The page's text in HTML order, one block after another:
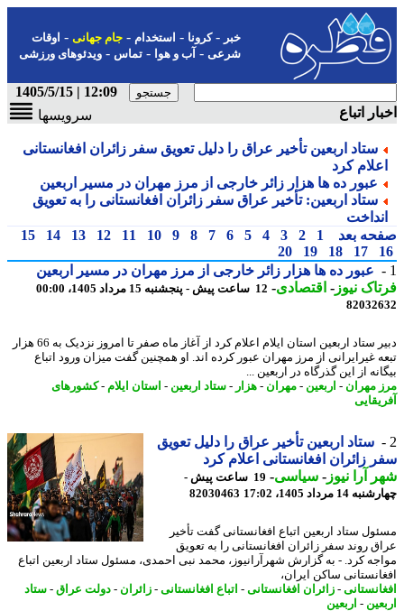
-کرونا-استخدام- جام جهانی-اوقات
شرعی-آب و هوا-تماس-ویدئوهای ورزشی
12:09 | 1405/5/15
اتباع
سرویسها
ستاد اربعین تأخیر عراق را دلیل تعویق سفر زائران افغانستانی
کرد
عبور ده ها هزار زائر خارجی از مرز مهران در مسیر اربعین
ستاد اربعین: تأخیر عراق سفر زائران افغانستانی را به تعویق
بعد
1
2
3
4
5
6
7
8
9
10
11
12
13
14
15
17
18
19
20
عبور ده ها هزار زائر خارجی از مرز مهران در مسیر اربعین
نیوز-اقتصادی-12 ساعت پیش - پنجشنبه 15 مرداد 1405، 00:00
دبیر ستاد اربعین استان ایلام اعلام کرد از آغاز ماه صفر تا امروز نزدیک به 66 هزار
غیرایرانی از مرز مهران عبور کرده اند. او همچنین گفت میزان ورود اتباع
از این گذرگاه در اربعین ...
مهران- اربعین -مهران- هزار - ستاد اربعین -استان ایلام -کشورهای
ستاد اربعین تأخیر عراق را دلیل تعویق
زائران افغانستانی اعلام کرد
آرا نیوز-سیاسی-
19 ساعت پیش -
مرداد 1405، 17:02
82030463
ستاد اربعین اتباع افغانستانی گفت تأخیر
روند سفر زائران افغانستانی را به تعویق
کرد. - به گزارش شهرآرانیوز، محمد نبی احمدی، مسئول ستاد اربعین اتباع
ساکن ایران،
-زائران افغانستانی-اتباع افغانستانی-زائران- دولت عراق- ستاد
-اربعین